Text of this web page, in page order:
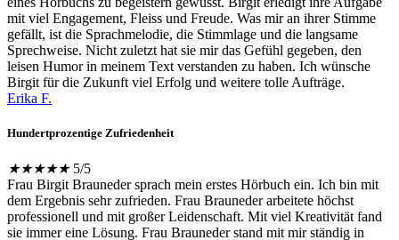
mit viel Engagement, Fleiss und Freude. Was mir an ihrer Stimme
gefällt, ist die Sprachmelodie, die Stimmlage und die langsame
Sprechweise. Nicht zuletzt hat sie mir das Gefühl gegeben, den
leisen Humor in meinem Text verstanden zu haben. Ich wünsche
Birgit für die Zukunft viel Erfolg und weitere tolle Aufträge.
Erika F.
Hundertprozentige Zufriedenheit
★★★★★ 5/5
Frau Birgit Brauneder sprach mein erstes Hörbuch ein. Ich bin mit
dem Ergebnis sehr zufrieden. Frau Brauneder arbeitete höchst
professionell und mit großer Leidenschaft. Mit viel Kreativität fand
sie immer eine Lösung. Frau Brauneder stand mit mir ständig in